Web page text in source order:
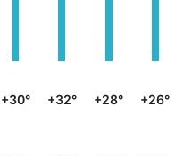
+30° +32° +28° +26°